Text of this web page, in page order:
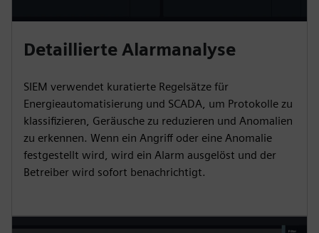
Detaillierte Alarmanalyse
SIEM verwendet kuratierte Regelsätze für
Energieautomatisierung und SCADA, um Protokolle zu
klassifizieren, Geräusche zu reduzieren und Anomalien
zu erkennen. Wenn ein Angriff oder eine Anomalie
festgestellt wird, wird ein Alarm ausgelöst und der
Betreiber wird sofort benachrichtigt.